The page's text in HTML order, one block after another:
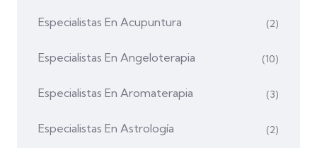
Especialistas En Acupuntura (2)
Especialistas En Angeloterapia (10)
Especialistas En Aromaterapia (3)
Especialistas En Astrología (2)